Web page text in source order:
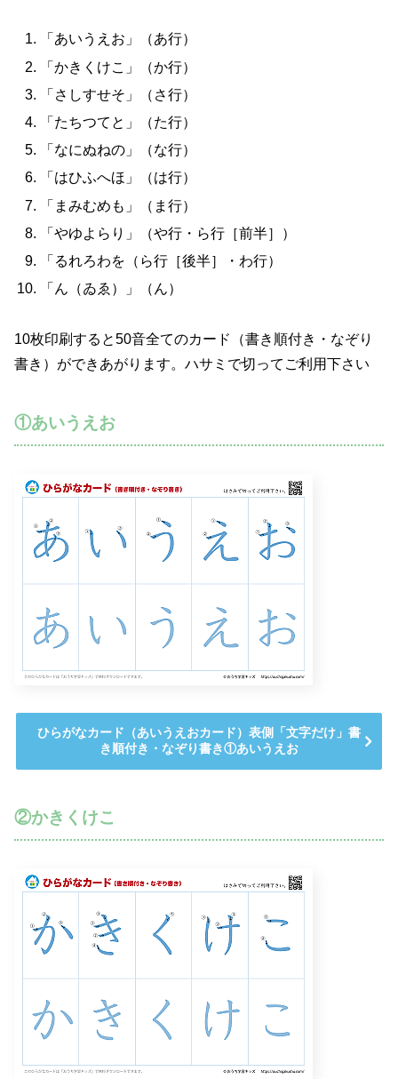
「あいうえお」（あ行）
「かきくけこ」（か行）
「さしすせそ」（さ行）
「たちつてと」（た行）
「なにぬねの」（な行）
「はひふへほ」（は行）
「まみむめも」（ま行）
「やゆよらり」（や行・ら行［前半］）
「るれろわを（ら行［後半］・わ行）
「ん（ゐゑ）」（ん）
10枚印刷すると50音全てのカード（書き順付き・なぞり
書き）ができあがります。ハサミで切ってご利用下さい
①あいうえお
ひらがなカード（あいうえおカード）表側「文字だけ」書
き順付き・なぞり書き①あいうえお
②かきくけこ